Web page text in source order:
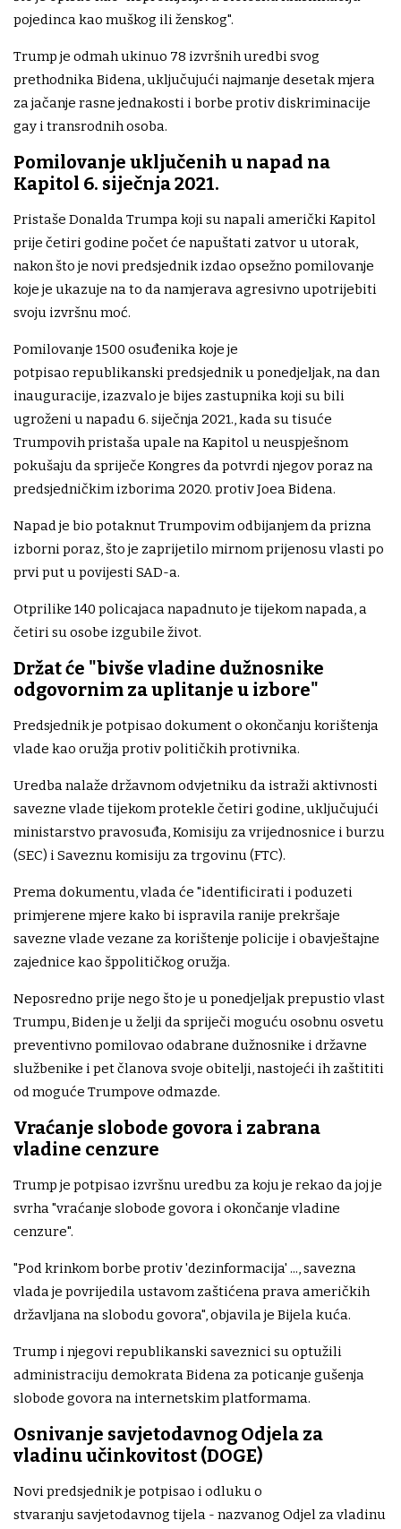
pojedinca kao muškog ili ženskog".
Trump je odmah ukinuo 78 izvršnih uredbi svog
prethodnika Bidena, uključujući najmanje desetak mjera
za jačanje rasne jednakosti i borbe protiv diskriminacije
gay i transrodnih osoba.
Pomilovanje uključenih u napad na
Kapitol 6. siječnja 2021.
Pristaše Donalda Trumpa koji su napali američki Kapitol
prije četiri godine počet će napuštati zatvor u utorak,
nakon što je novi predsjednik izdao opsežno pomilovanje
koje je ukazuje na to da namjerava agresivno upotrijebiti
svoju izvršnu moć.
Pomilovanje 1500 osuđenika koje je
potpisao republikanski predsjednik u ponedjeljak, na dan
inauguracije, izazvalo je bijes zastupnika koji su bili
ugroženi u napadu 6. siječnja 2021., kada su tisuće
Trumpovih pristaša upale na Kapitol u neuspješnom
pokušaju da spriječe Kongres da potvrdi njegov poraz na
predsjedničkim izborima 2020. protiv Joea Bidena.
Napad je bio potaknut Trumpovim odbijanjem da prizna
izborni poraz, što je zaprijetilo mirnom prijenosu vlasti po
prvi put u povijesti SAD-a.
Otprilike 140 policajaca napadnuto je tijekom napada, a
četiri su osobe izgubile život.
Držat će "bivše vladine dužnosnike
odgovornim za uplitanje u izbore"
Predsjednik je potpisao dokument o okončanju korištenja
vlade kao oružja protiv političkih protivnika.
Uredba nalaže državnom odvjetniku da istraži aktivnosti
savezne vlade tijekom protekle četiri godine, uključujući
ministarstvo pravosuđa, Komisiju za vrijednosnice i burzu
(SEC) i Saveznu komisiju za trgovinu (FTC).
Prema dokumentu, vlada će "identificirati i poduzeti
primjerene mjere kako bi ispravila ranije prekršaje
savezne vlade vezane za korištenje policije i obavještajne
zajednice kao šppolitičkog oružja.
Neposredno prije nego što je u ponedjeljak prepustio vlast
Trumpu, Biden je u želji da spriječi moguću osobnu osvetu
preventivno pomilovao odabrane dužnosnike i državne
službenike i pet članova svoje obitelji, nastojeći ih zaštititi
od moguće Trumpove odmazde.
Vraćanje slobode govora i zabrana
vladine cenzure
Trump je potpisao izvršnu uredbu za koju je rekao da joj je
svrha "vraćanje slobode govora i okončanje vladine
cenzure".
"Pod krinkom borbe protiv 'dezinformacija' ..., savezna
vlada je povrijedila ustavom zaštićena prava američkih
državljana na slobodu govora", objavila je Bijela kuća.
Trump i njegovi republikanski saveznici su optužili
administraciju demokrata Bidena za poticanje gušenja
slobode govora na internetskim platformama.
Osnivanje savjetodavnog Odjela za
vladinu učinkovitost (DOGE)
Novi predsjednik je potpisao i odluku o
stvaranju savjetodavnog tijela - nazvanog Odjel za vladinu